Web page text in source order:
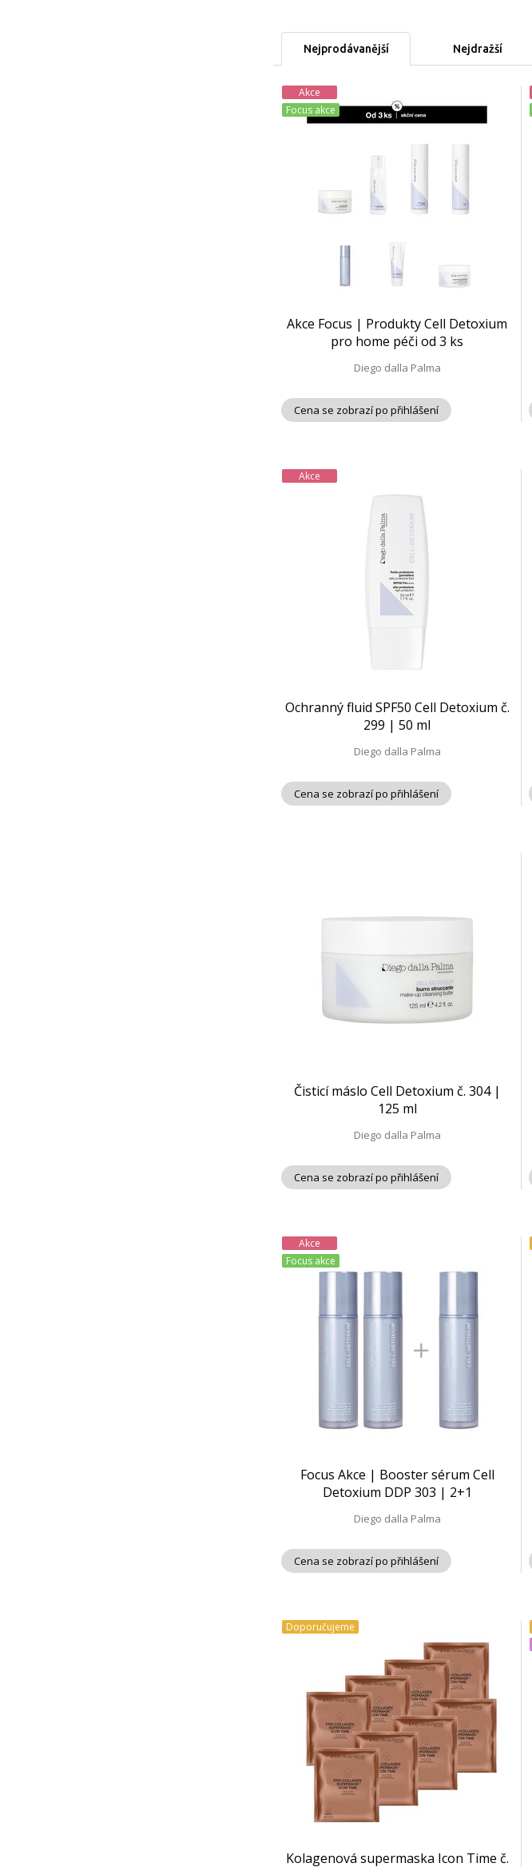
Nejprodávanější Nejdražší
Akce
Focus akce
Akce Focus | Produkty Cell Detoxium
pro home péči od 3 ks
Diego dalla Palma
Cena se zobrazí po přihlášení
Akce
Ochranný fluid SPF50 Cell Detoxium č.
299 | 50 ml
Diego dalla Palma
Cena se zobrazí po přihlášení
Čisticí máslo Cell Detoxium č. 304 |
125 ml
Diego dalla Palma
Cena se zobrazí po přihlášení
Akce
Focus akce
Focus Akce | Booster sérum Cell
Detoxium DDP 303 | 2+1
Diego dalla Palma
Cena se zobrazí po přihlášení
Doporučujeme
Kolagenová supermaska Icon Time č.